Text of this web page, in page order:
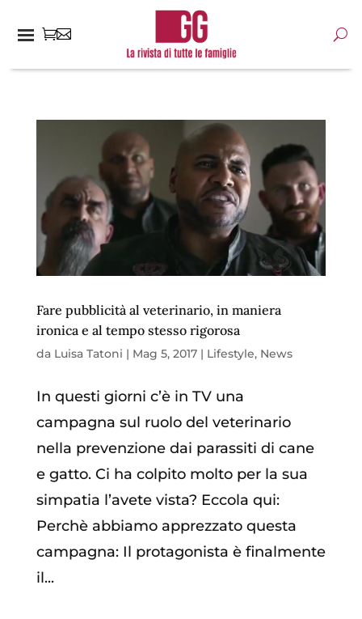
Fare pubblicità al veterinario, in maniera
ironica e al tempo stesso rigorosa
da Luisa Tatoni | Mag 5, 2017| Lifestyle, News
In questi giorni c’è in TV una
campagna sul ruolo del veterinario
nella prevenzione dai parassiti di cane
e gatto. Ci ha colpito molto per la sua
simpatia l’avete vista? Eccola qui:
Perchè abbiamo apprezzato questa
campagna: Il protagonista è finalmente
il...